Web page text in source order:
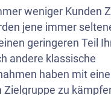
weniger Kunden
jene immer
geringeren Teil
andere klassische
haben mit
zu